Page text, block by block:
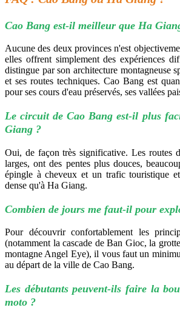
Cao Bang est-il meilleur que Ha
Aucune des deux provinces n'est
elles offrent simplement des expériences
distingue par son architecture montagneuse
et ses routes techniques. Cao Bang est
pour ses cours d'eau préservés, ses vallées
Le circuit de Cao Bang est-il plus
Giang ?
Oui, de façon très significative. Les routes
larges, ont des pentes plus douces,
épingle à cheveux et un trafic touristique
dense qu'à Ha Giang.
Combien de jours me faut-il pour
Pour découvrir confortablement les
(notamment la cascade de Ban Gioc, la
montagne Angel Eye), il vous faut un
au départ de la ville de Cao Bang.
Les débutants peuvent-ils faire la
moto ?